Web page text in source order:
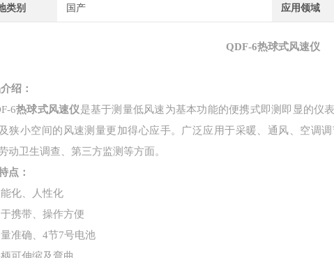
类别 国产 应用领域
QDF-6热球式风速仪
绍：
6热球式风速仪是基于测量低风速为基本功能的便携式即测即显的仪
狭小空间的风速测量更加得心应手。广泛应用于采暖、通风、空调
动卫生调查、第三方监测等方面。
点：
化、人性化
携带、操作方便
准确、4节7号电池